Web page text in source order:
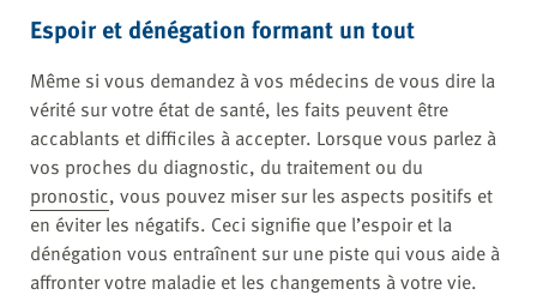
Espoir et dénégation formant un tout
Même si vous demandez à vos médecins de vous dire la
vérité sur votre état de santé, les faits peuvent être
accablants et difficiles à accepter. Lorsque vous parlez à
vos proches du diagnostic, du traitement ou du
pronostic, vous pouvez miser sur les aspects positifs et
en éviter les négatifs. Ceci signifie que l’espoir et la
dénégation vous entraînent sur une piste qui vous aide à
affronter votre maladie et les changements à votre vie.